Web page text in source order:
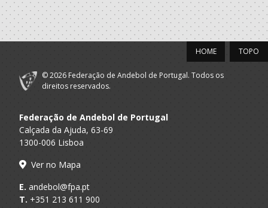
TOPO
HOME
© 2026 Federação de Andebol de Portugal. Todos os
direitos reservados.
Federação de Andebol de Portugal
Calçada da Ajuda, 63-69
1300-006 Lisboa
Ver no Mapa
E. andebol@fpa.pt
T. +351 213 611 900